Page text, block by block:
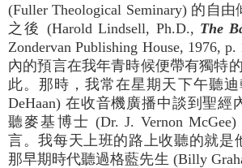
(Fuller Theological Seminary) 的自
之後 (Harold Lindsell, Ph.D., The
Zondervan Publishing House, 1976,
內的預言在我年青時候便帶有獨特
此。那時，我常在星期天下午聽
DeHaan) 在收音機廣播中談到聖經
聽麥基博士 (Dr. J. Vernon
言。我每天上班的路上收聽的就是
那早期時代聽過格藍先生 (Billy